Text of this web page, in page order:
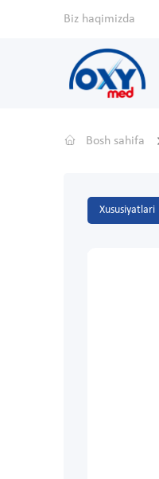
Biz haqimizda
Bosh sahifa
Xususiyatlari